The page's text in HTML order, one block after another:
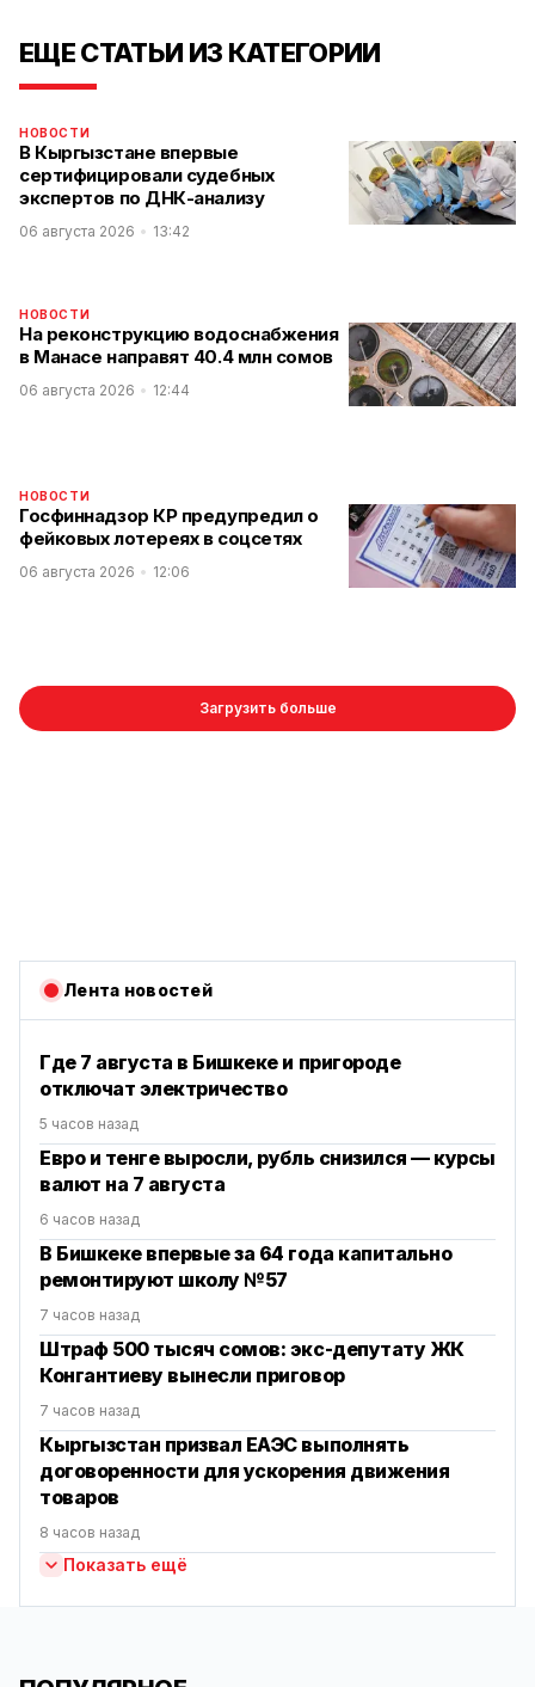
ЕЩЕ СТАТЬИ ИЗ КАТЕГОРИИ
НОВОСТИ
В Кыргызстане впервые
сертифицировали судебных
экспертов по ДНК-анализу
06 августа 2026 13:42
НОВОСТИ
На реконструкцию водоснабжения
в Манасе направят 40.4 млн сомов
06 августа 2026 12:44
НОВОСТИ
Госфиннадзор КР предупредил о
фейковых лотереях в соцсетях
06 августа 2026 12:06
Загрузить больше
Лента новостей
Где 7 августа в Бишкеке и пригороде
отключат электричество
5 часов назад
Евро и тенге выросли, рубль снизился — курсы
валют на 7 августа
6 часов назад
В Бишкеке впервые за 64 года капитально
ремонтируют школу №57
7 часов назад
Штраф 500 тысяч сомов: экс-депутату ЖК
Конгантиеву вынесли приговор
7 часов назад
Кыргызстан призвал ЕАЭС выполнять
договоренности для ускорения движения
товаров
8 часов назад
Показать ещё